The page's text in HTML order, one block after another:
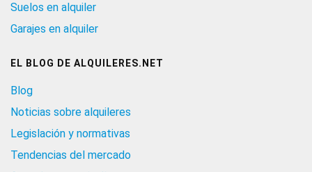
Suelos en alquiler
Garajes en alquiler
EL BLOG DE ALQUILERES.NET
Blog
Noticias sobre alquileres
Legislación y normativas
Tendencias del mercado